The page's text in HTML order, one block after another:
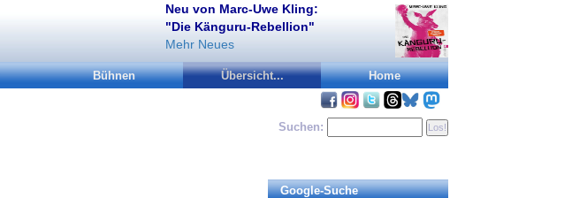
Neu von Marc-Uwe Kling:
"Die Känguru-Rebellion"
Mehr Neues
Bühnen Übersicht... Home
Suchen:
Google-Suche